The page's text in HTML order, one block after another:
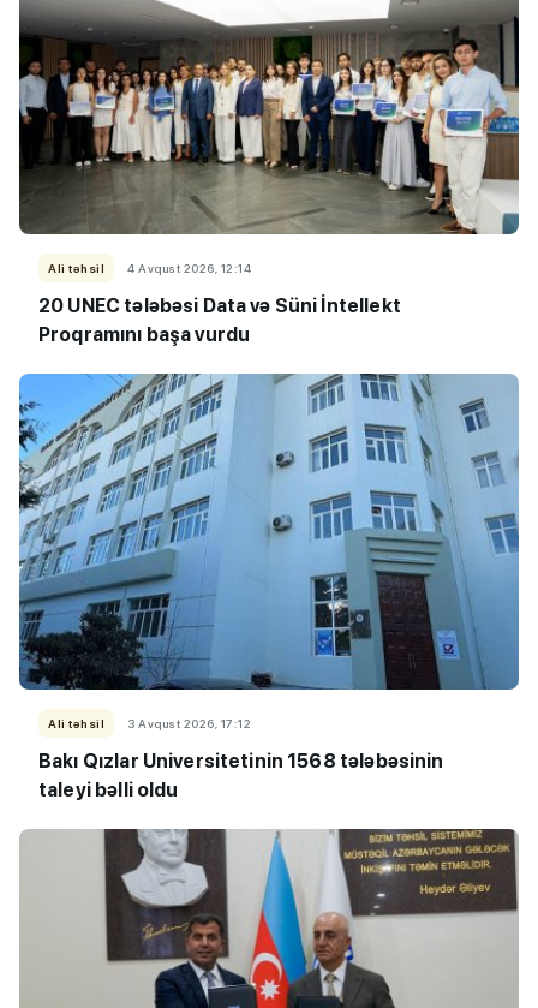
Ali təhsil 4 Avqust 2026, 12:14
20 UNEC tələbəsi Data və Süni İntellekt
Proqramını başa vurdu
Ali təhsil 3 Avqust 2026, 17:12
Bakı Qızlar Universitetinin 1568 tələbəsinin
taleyi bəlli oldu